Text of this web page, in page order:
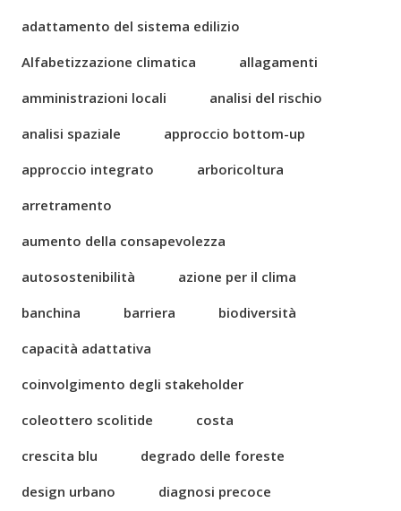
adattamento del sistema edilizio
Alfabetizzazione climatica
allagamenti
amministrazioni locali
analisi del rischio
analisi spaziale
approccio bottom-up
approccio integrato
arboricoltura
arretramento
aumento della consapevolezza
autosostenibilità
azione per il clima
banchina
barriera
biodiversità
capacità adattativa
coinvolgimento degli stakeholder
coleottero scolitide
costa
crescita blu
degrado delle foreste
design urbano
diagnosi precoce